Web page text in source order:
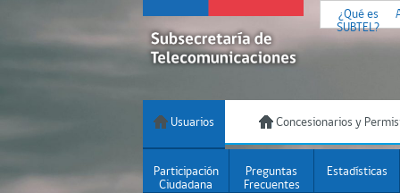
¿Qué es
SUBTEL?
Usuarios Concesionarios y
Participación
Ciudadana
Preguntas
Frecuentes
Estadísticas